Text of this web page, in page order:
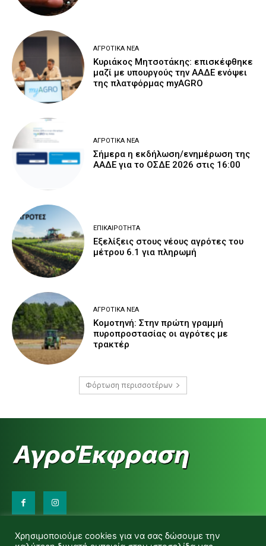
ΑΓΡΟΤΙΚΆ ΝΈΑ
Κυριάκος Μητσοτάκης: επισκέφθηκε
μαζί με υπουργούς την ΑΑΔΕ ενόψει
της πλατφόρμας myAGRO
ΑΓΡΟΤΙΚΆ ΝΈΑ
Σήμερα η εκδήλωση/ενημέρωση της
ΑΑΔΕ για το ΟΣΔΕ 2026 στις 16:00
ΕΠΙΚΑΙΡΌΤΗΤΑ
Εξελίξεις στους νέους αγρότες του
μέτρου 6.1 για πληρωμή
ΑΓΡΟΤΙΚΆ ΝΈΑ
Κομοτηνή: Στην πρώτη γραμμή
πυροπροστασίας οι αγρότες με
τρακτέρ
Φόρτωση περισσοτέρων
d.makas@yahoo.gr
Χρησιμοποιούμε cookies για να σας δώσουμε την